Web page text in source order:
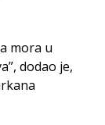
mora u
dodao je,